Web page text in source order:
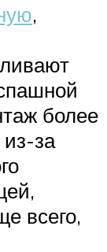
,
более
за
всего,